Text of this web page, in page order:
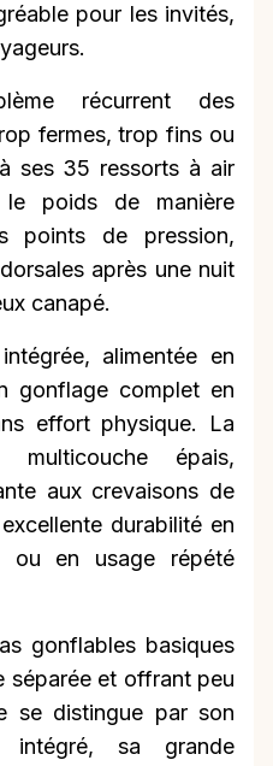
pour les invités,
récurrent des
fermes, trop fins ou
ses 35 ressorts à air
poids de manière
points de pression,
après une nuit
canapé.
alimentée en
gonflage complet en
effort physique. La
épais,
aux crevaisons de
durabilité en
ou en usage répété
gonflables basiques
séparée et offrant peu
se distingue par son
intégré, sa grande